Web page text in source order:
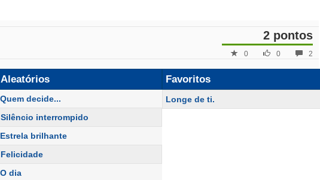
2 pontos
2
0
0
Aleatórios
Quem decide...
Silêncio interrompido
Estrela brilhante
Felicidade
O dia
Favoritos
Longe de ti.